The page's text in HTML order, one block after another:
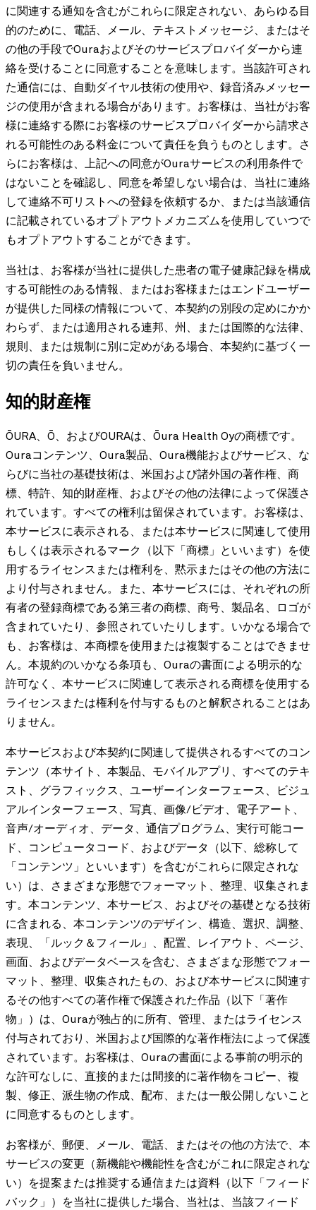
に関連する通知を含むがこれらに限定されない、あらゆる目
的のために、電話、メール、テキストメッセージ、またはそ
の他の手段でOuraおよびそのサービスプロバイダーから連
絡を受けることに同意することを意味します。当該許可され
た通信には、自動ダイヤル技術の使用や、録音済みメッセー
ジの使用が含まれる場合があります。お客様は、当社がお客
様に連絡する際にお客様のサービスプロバイダーから請求さ
れる可能性のある料金について責任を負うものとします。さ
らにお客様は、上記への同意がOuraサービスの利用条件で
はないことを確認し、同意を希望しない場合は、当社に連絡
して連絡不可リストへの登録を依頼するか、または当該通信
に記載されているオプトアウトメカニズムを使用していつで
もオプトアウトすることができます。
当社は、お客様が当社に提供した患者の電子健康記録を構成
する可能性のある情報、またはお客様またはエンドユーザー
が提供した同様の情報について、本契約の別段の定めにかか
わらず、または適用される連邦、州、または国際的な法律、
規則、または規制に別に定めがある場合、本契約に基づく一
切の責任を負いません。
知的財産権
ŌURA、Ō、およびOURAは、Ōura Health Oyの商標です。
Ouraコンテンツ、Oura製品、Oura機能およびサービス、な
らびに当社の基礎技術は、米国および諸外国の著作権、商
標、特許、知的財産権、およびその他の法律によって保護さ
れています。すべての権利は留保されています。お客様は、
本サービスに表示される、または本サービスに関連して使用
もしくは表示されるマーク（以下「商標」といいます）を使
用するライセンスまたは権利を、黙示またはその他の方法に
より付与されません。また、本サービスには、それぞれの所
有者の登録商標である第三者の商標、商号、製品名、ロゴが
含まれていたり、参照されていたりします。いかなる場合で
も、お客様は、本商標を使用または複製することはできませ
ん。本規約のいかなる条項も、Ouraの書面による明示的な
許可なく、本サービスに関連して表示される商標を使用する
ライセンスまたは権利を付与するものと解釈されることはあ
りません。
本サービスおよび本契約に関連して提供されるすべてのコン
テンツ（本サイト、本製品、モバイルアプリ、すべてのテキ
スト、グラフィックス、ユーザーインターフェース、ビジュ
アルインターフェース、写真、画像/ビデオ、電子アート、
音声/オーディオ、データ、通信プログラム、実行可能コー
ド、コンピュータコード、およびデータ（以下、総称して
「コンテンツ」といいます）を含むがこれらに限定されな
い）は、さまざまな形態でフォーマット、整理、収集されま
す。本コンテンツ、本サービス、およびその基礎となる技術
に含まれる、本コンテンツのデザイン、構造、選択、調整、
表現、「ルック＆フィール」、配置、レイアウト、ページ、
画面、およびデータベースを含む、さまざまな形態でフォー
マット、整理、収集されたもの、および本サービスに関連す
るその他すべての著作権で保護された作品（以下「著作
物」）は、Ouraが独占的に所有、管理、またはライセンス
付与されており、米国および国際的な著作権法によって保護
されています。お客様は、Ouraの書面による事前の明示的
な許可なしに、直接的または間接的に著作物をコピー、複
製、修正、派生物の作成、配布、または一般公開しないこと
に同意するものとします。
お客様が、郵便、メール、電話、またはその他の方法で、本
サービスの変更（新機能や機能性を含むがこれに限定されな
い）を提案または推奨する通信または資料（以下「フィード
バック」）を当社に提供した場合、当社は、当該フィード